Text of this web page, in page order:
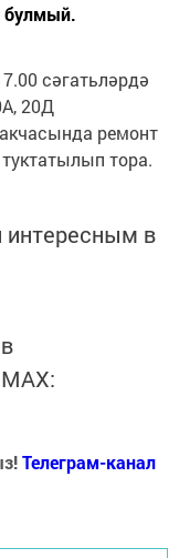
булмый.
сәгатьләрдә
20Д
ремонт
тора.
в
Телеграм-канал